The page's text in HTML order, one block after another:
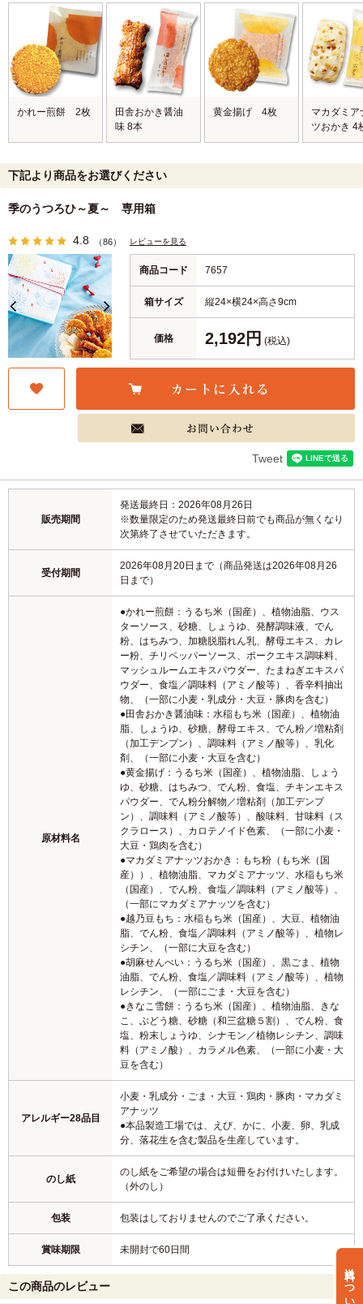
送料について
かれー煎餅 2枚
田舎おかき醤油
味 8本
黄金揚げ 4枚
マカダミア
ツおかき 4
下記より商品をお選びください
季のうつろひ～夏～ 専用箱
4.8 （86） レビューを見る
商品コード 7657
箱サイズ 縦24×横24×高さ9cm
価格 2,192円 (税込)
Tweet
販売期間
発送最終日：2026年08月26日
※数量限定のため発送最終日前でも商品が無くなり
次第終了させていただきます。
受付期間
2026年08月20日まで（商品発送は2026年08月26
日まで）
原材料名
●かれー煎餅：うるち米（国産）、植物油脂、ウス
ターソース、砂糖、しょうゆ、発酵調味液、でん
粉、はちみつ、加糖脱脂れん乳、酵母エキス、カレ
ー粉、チリペッパーソース、ポークエキス調味料、
マッシュルームエキスパウダー、たまねぎエキスパ
ウダー、食塩／調味料（アミノ酸等）、香辛料抽出
物、（一部に小麦・乳成分・大豆・豚肉を含む）
●田舎おかき醤油味：水稲もち米（国産）、植物油
脂、しょうゆ、砂糖、酵母エキス、でん粉／増粘剤
（加工デンプン）、調味料（アミノ酸等）、乳化
剤、（一部に小麦・大豆を含む）
●黄金揚げ：うるち米（国産）、植物油脂、しょう
ゆ、砂糖、はちみつ、でん粉、食塩、チキンエキス
パウダー、でん粉分解物／増粘剤（加工デンプ
ン）、調味料（アミノ酸等）、酸味料、甘味料（ス
クラロース）、カロテノイド色素、（一部に小麦・
大豆・鶏肉を含む）
●マカダミアナッツおかき：もち粉（もち米（国
産））、植物油脂、マカダミアナッツ、水稲もち米
（国産）、でん粉、食塩／調味料（アミノ酸等）、
（一部にマカダミアナッツを含む）
●越乃豆もち：水稲もち米（国産）、大豆、植物油
脂、でん粉、食塩／調味料（アミノ酸等）、植物レ
シチン、（一部に大豆を含む）
●胡麻せんべい：うるち米（国産）、黒ごま、植物
油脂、でん粉、食塩／調味料（アミノ酸等）、植物
レシチン、（一部にごま・大豆を含む）
●きなこ雪餅：うるち米（国産）、植物油脂、きな
こ、ぶどう糖、砂糖（和三盆糖５割）、でん粉、食
塩、粉末しょうゆ、シナモン／植物レシチン、調味
料（アミノ酸）、カラメル色素、（一部に小麦・大
豆を含む）
アレルギー28品目
小麦・乳成分・ごま・大豆・鶏肉・豚肉・マカダミ
アナッツ
●本品製造工場では、えび、かに、小麦、卵、乳成
分、落花生を含む製品を生産しています。
のし紙
のし紙をご希望の場合は短冊をお付けいたします。
（外のし）
包装 包装はしておりませんのでご了承ください。
賞味期限 未開封で60日間
この商品のレビュー